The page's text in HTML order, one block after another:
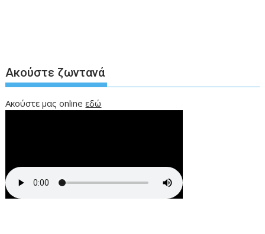
Ακούστε ζωντανά
Ακούστε μας onlineεδώ